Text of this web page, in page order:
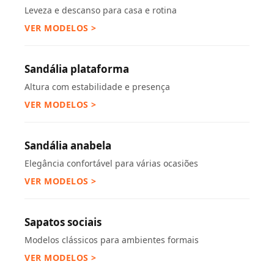
Leveza e descanso para casa e rotina
VER MODELOS >
Sandália plataforma
Altura com estabilidade e presença
VER MODELOS >
Sandália anabela
Elegância confortável para várias ocasiões
VER MODELOS >
Sapatos sociais
Modelos clássicos para ambientes formais
VER MODELOS >